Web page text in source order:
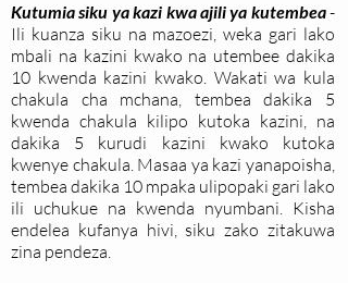
Kutumia siku ya kazi kwa ajili ya kutembea-
Ili kuanza siku na mazoezi, weka gari lako
mbali na kazini kwako na utembee dakika
10 kwenda kazini kwako. Wakati wa kula
chakula cha mchana, tembea dakika 5
kwenda chakula kilipo kutoka kazini, na
dakika 5 kurudi kazini kwako kutoka
kwenye chakula. Masaa ya kazi yanapoisha,
tembea dakika 10 mpaka ulipopaki gari lako
ili uchukue na kwenda nyumbani. Kisha
endelea kufanya hivi, siku zako zitakuwa
zina pendeza.